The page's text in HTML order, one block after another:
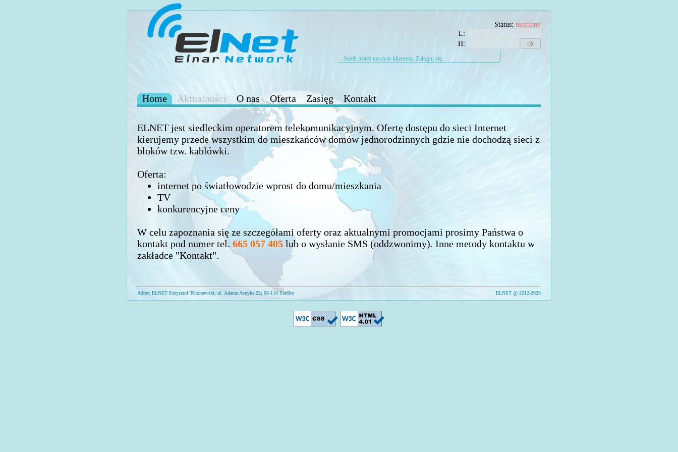
Status: nieznany
L:
H:
Jeżeli jesteś naszym klientem. Zaloguj się.
Home Aktualności O nas Oferta Zasięg Kontakt
ELNET jest siedleckim operatorem telekomunikacyjnym. Ofertę dostępu do sieci Internet
kierujemy przede wszystkim do mieszkańców domów jednorodzinnych gdzie nie dochodzą sieci z
bloków tzw. kablówki.
Oferta:
internet po światłowodzie wprost do domu/mieszkania
TV
konkurencyjne ceny
W celu zapoznania się ze szczegółami oferty oraz aktualnymi promocjami prosimy Państwa o
kontakt pod numer tel. 665 057 405 lub o wysłanie SMS (oddzwonimy). Inne metody kontaktu w
zakładce "Kontakt".
Adres: ELNET Krzysztof Tchórzewski; ul. Adama Asnyka 25; 08-110 Siedlce ELNET @ 2012-2026